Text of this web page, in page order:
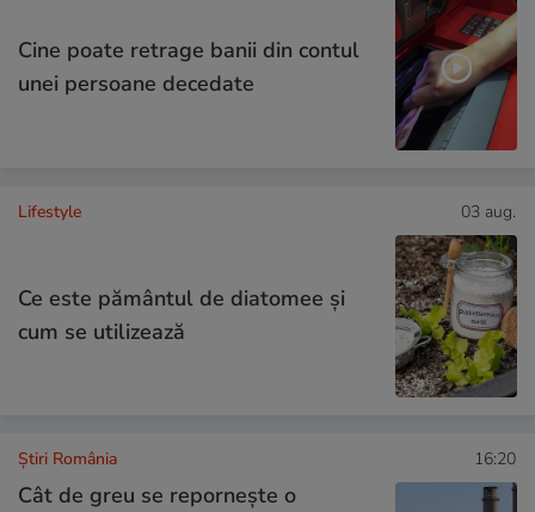
Cine poate retrage banii din contul
unei persoane decedate
Lifestyle 03 aug.
Ce este pământul de diatomee și
cum se utilizează
Știri România 16:20
Cât de greu se repornește o